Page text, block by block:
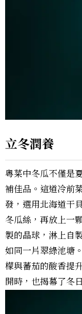
立冬潤養
粵菜中冬瓜不僅是
補佳品。這道冷前
發，選用北海道干
冬瓜絲，再放上一
製的晶球，淋上自
如同一片翠綠池塘
檬與蕃茄的酸香提
開時，也揭幕了冬